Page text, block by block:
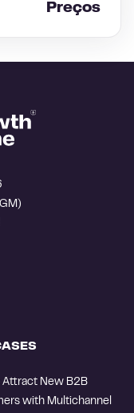
Preços
Attract New B2B
with Multichannel